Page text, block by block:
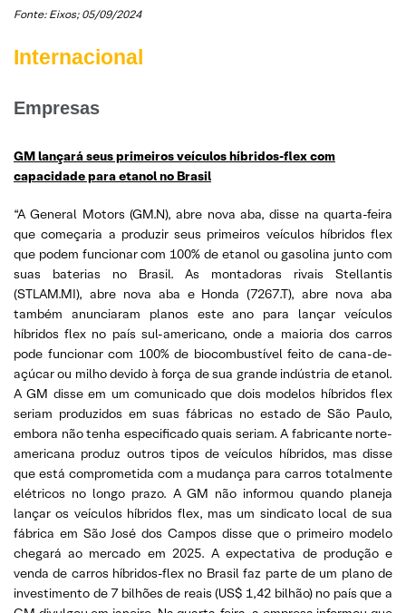
Fonte: Eixos; 05/09/2024
Internacional
Empresas
GM lançará seus primeiros veículos híbridos-flex com
capacidade para etanol no Brasil
“A General Motors (GM.N), abre nova aba, disse na quarta-feira
que começaria a produzir seus primeiros veículos híbridos flex
que podem funcionar com 100% de etanol ou gasolina junto com
suas baterias no Brasil. As montadoras rivais Stellantis
(STLAM.MI), abre nova aba e Honda (7267.T), abre nova aba
também anunciaram planos este ano para lançar veículos
híbridos flex no país sul-americano, onde a maioria dos carros
pode funcionar com 100% de biocombustível feito de cana-de-
açúcar ou milho devido à força de sua grande indústria de etanol.
A GM disse em um comunicado que dois modelos híbridos flex
seriam produzidos em suas fábricas no estado de São Paulo,
embora não tenha especificado quais seriam. A fabricante norte-
americana produz outros tipos de veículos híbridos, mas disse
que está comprometida com a mudança para carros totalmente
elétricos no longo prazo. A GM não informou quando planeja
lançar os veículos híbridos flex, mas um sindicato local de sua
fábrica em São José dos Campos disse que o primeiro modelo
chegará ao mercado em 2025. A expectativa de produção e
venda de carros híbridos-flex no Brasil faz parte de um plano de
investimento de 7 bilhões de reais (US$ 1,42 bilhão) no país que a